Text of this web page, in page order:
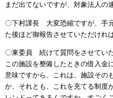
まだ出てないですが、対象法人の
〇下村課長 大変恐縮ですが、手
た後ほど御報告させていただけれ
〇東委員 続けて質問をさせてい
この施設を整備したときの借入金
意味ですから、これは、施設その
か、それとも、これを充てる制度